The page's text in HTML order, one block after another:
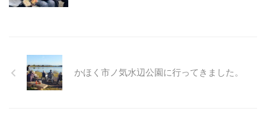
かほく市ノ気水辺公園に行ってきました。